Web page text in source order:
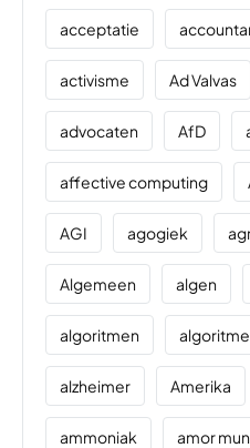
acceptatie
activisme Ad Valvas
advocaten AfD
affective computing
AGI agogiek
Algemeen algen
algoritmen
alzheimer Amerika
ammoniak amor